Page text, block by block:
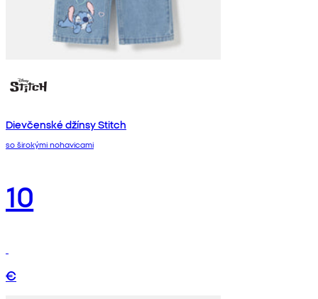
Dievčenské džínsy Stitch
so širokými nohavicami
10
€